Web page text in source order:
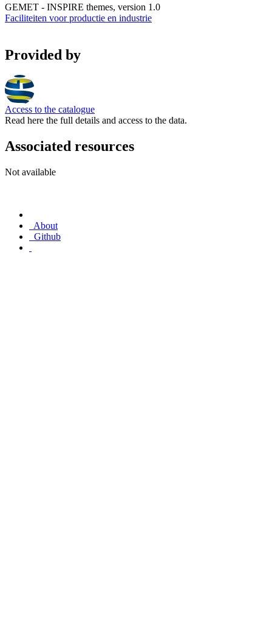
GEMET - INSPIRE themes, version 1.0
Faciliteiten voor productie en industrie
Provided by
Access to the catalogue
Read here the full details and access to the data.
Associated resources
Not available
About
Github